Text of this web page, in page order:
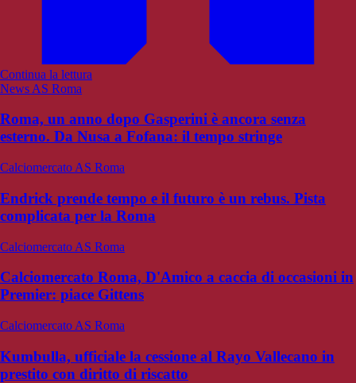
Continua la lettura
News AS Roma
Roma, un anno dopo Gasperini è ancora senza
esterno. Da Nusa a Fofana: il tempo stringe
Calciomercato AS Roma
Endrick prende tempo e il futuro è un rebus. Pista
complicata per la Roma
Calciomercato AS Roma
Calciomercato Roma, D'Amico a caccia di occasioni in
Premier: piace Gittens
Calciomercato AS Roma
Kumbulla, ufficiale la cessione al Rayo Vallecano in
prestito con diritto di riscatto